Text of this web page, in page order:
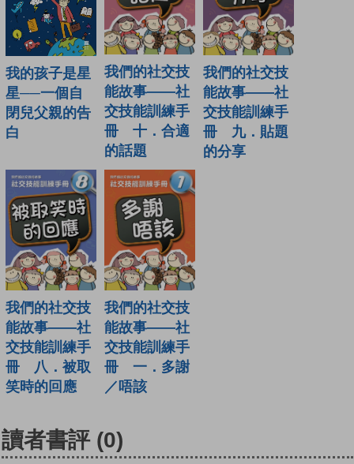
我的孩子是星
星──一個自
閉兒父親的告
白
我們的社交技
能故事——社
交技能訓練手
冊 十．合適
的話題
我們的社交技
能故事——社
交技能訓練手
冊 九．貼題
的分享
我們的社交技
能故事——社
交技能訓練手
冊 八．被取
笑時的回應
我們的社交技
能故事——社
交技能訓練手
冊 一．多謝
／唔該
讀者書評 (0)